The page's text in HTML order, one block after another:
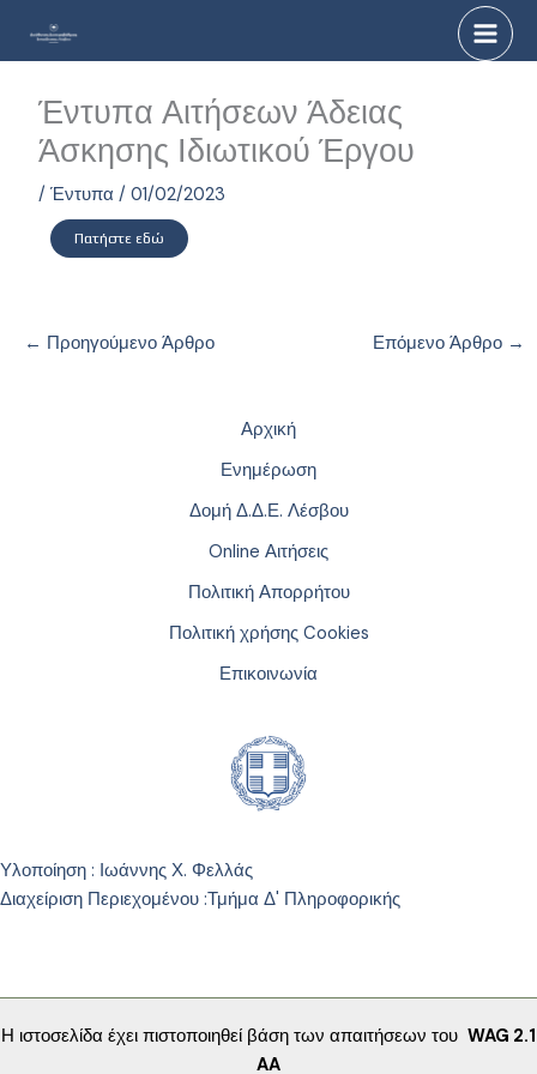
Έντυπα Αιτήσεων Άδειας
Άσκησης Ιδιωτικού Έργου
/Έντυπα /01/02/2023
Πατήστε εδώ
← Προηγούμενο Άρθρο Επόμενο Άρθρο →
Αρχική
Ενημέρωση
Δομή Δ.Δ.Ε. Λέσβου
Online Αιτήσεις
Πολιτική Απορρήτου
Πολιτική χρήσης Cookies
Επικοινωνία
Υλοποίηση : Ιωάννης Χ. Φελλάς
Διαχείριση Περιεχομένου :Τμήμα Δ' Πληροφορικής
Η ιστοσελίδα έχει πιστοποιηθεί βάση των απαιτήσεων του WAG 2.1
AA